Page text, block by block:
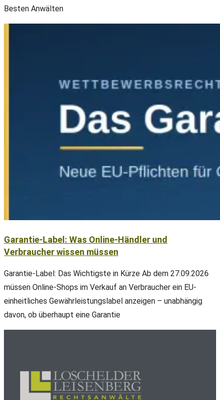
Besten Anwälten
Garantie-Label: Was Online-Händler und
Verbraucher wissen müssen
Garantie-Label: Das Wichtigste in Kürze Ab dem 27.09.2026
müssen Online-Shops im Verkauf an Verbraucher ein EU-
einheitliches Gewährleistungslabel anzeigen – unabhängig
davon, ob überhaupt eine Garantie